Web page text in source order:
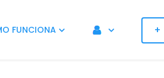
+
FUNCIONA